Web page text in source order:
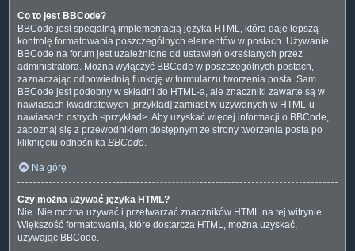
Co to jest BBCode?
BBCode jest specjalną implementacją języka HTML, która daje lepszą
kontrolę formatowania poszczególnych elementów w postach. Używanie
BBCode na forum jest uzależnione od ustawień określanych przez
administratora. Można wyłączyć BBCode w poszczególnych postach,
zaznaczając odpowiednią funkcję w formularzu tworzenia posta. Sam
BBCode jest podobny w składni do HTML-a, ale znaczniki zawarte są w
nawiasach kwadratowych [przykład] zamiast w używanych w HTML-u
nawiasach ostrych <przykład>. Aby uzyskać więcej informacji o BBCode,
zapoznaj się z przewodnikiem dostępnym ze strony tworzenia posta po
kliknięciu odnośnika BBCode.
Na górę
Czy można używać języka HTML?
Nie. Nie można używać i przetwarzać znaczników HTML na tej witrynie.
Większość formatowania, które dostarcza HTML, można uzyskać,
używając BBCode.